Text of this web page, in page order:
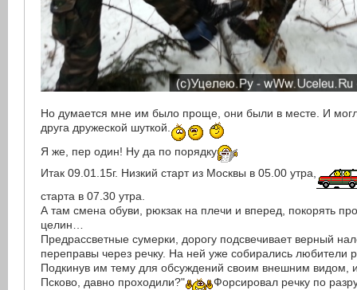
Но думается мне им было проще, они были в месте. И
друга дружеской шуткой.
Я же, пер один! Ну да по порядку
Итак 09.01.15г. Низкий старт из Москвы в 05.00 утра,
старта в 07.30 утра.
А там смена обуви, рюкзак на плечи и вперед, покорять
целин…
Предрассветные сумерки, дорогу подсвечивает верный
переправы через речку. На ней уже собирались любители
Подкинув им тему для обсуждений своим внешним видом,
Псково, давно проходили?"
Форсировал речку по